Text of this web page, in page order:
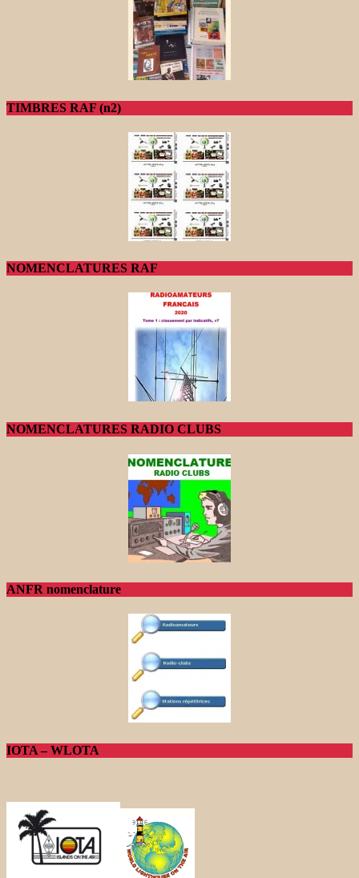
TIMBRES RAF (n2)
NOMENCLATURES RAF
NOMENCLATURES RADIO CLUBS
ANFR nomenclature
IOTA – WLOTA